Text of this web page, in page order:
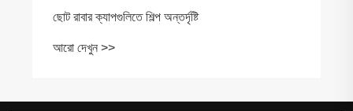
ছোট রাবার ক্যাপগুলিতে শিল্প অন্তর্দৃষ্টি
আরো দেখুন >>